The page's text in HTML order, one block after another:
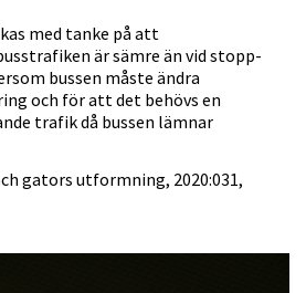
med tanke på att
är sämre än vid stopp-
bussen måste ändra
och för att det behövs en
trafik då bussen lämnar
gators utformning, 2020:031,